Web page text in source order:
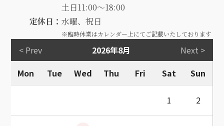
土日11:00～18:00
定休日：水曜、祝日
※臨時休業はカレンダー上にてご記載いたしております
< Prev 2026年8月
Next >
Mon
Tue Wed Thu Fri Sat Sun
1 2